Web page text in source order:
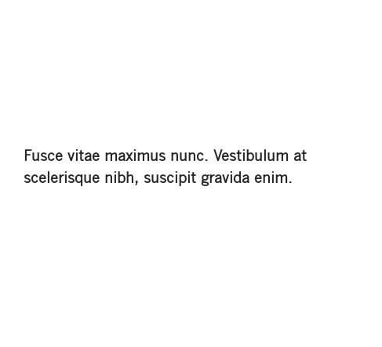
Fusce vitae maximus nunc. Vestibulum at
scelerisque nibh, suscipit gravida enim.